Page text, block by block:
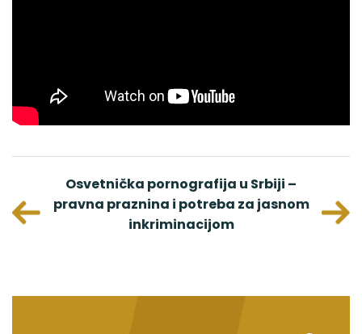
Osvetnička pornografija u Srbiji –
pravna praznina i potreba za jasnom
inkriminacijom